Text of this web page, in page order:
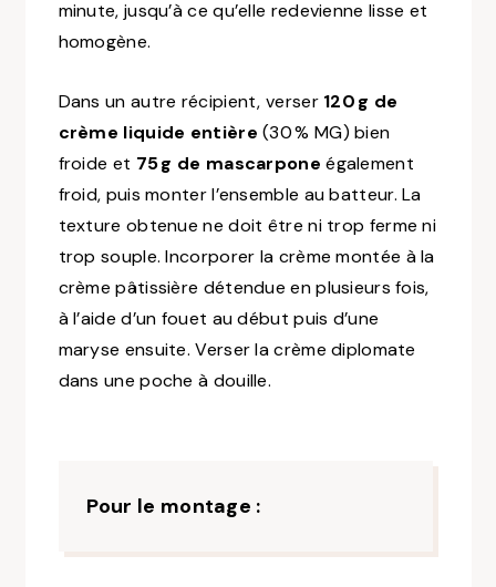
minute, jusqu’à ce qu’elle redevienne lisse et
homogène.
Dans un autre récipient, verser 120 g de
crème liquide entière(30 % MG) bien
froide et 75 g de mascarpone également
froid, puis monter l’ensemble au batteur. La
texture obtenue ne doit être ni trop ferme ni
trop souple. Incorporer la crème montée à la
crème pâtissière détendue en plusieurs fois,
à l’aide d’un fouet au début puis d’une
maryse ensuite. Verser la crème diplomate
dans une poche à douille.
Pour le montage :